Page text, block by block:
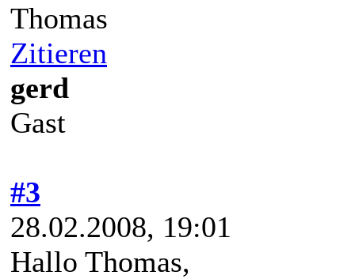
Thomas
Zitieren
gerd
Gast
#3
28.02.2008, 19:01
Hallo Thomas,